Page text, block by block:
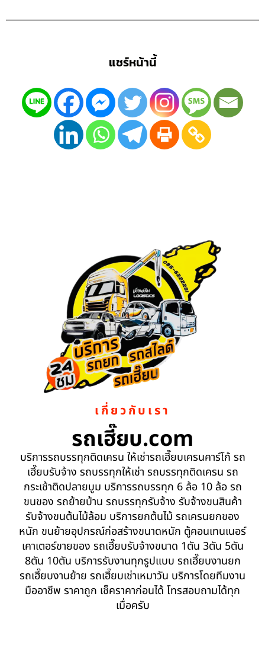
แชร์หน้านี้
เกี่ยวกับเรา
รถเฮี๊ยบ.com
บริการรถบรรทุกติดเครน ให้เช่ารถเฮี๊ยบเครนคาร์โก้ รถ
เฮี๊ยบรับจ้าง รถบรรทุกให้เช่า รถบรรทุกติดเครน รถ
กระเช้าติดปลายบูม บริการรถบรรทุก 6 ล้อ 10 ล้อ รถ
ขนของ รถย้ายบ้าน รถบรรทุกรับจ้าง รับจ้างขนสินค้า
รับจ้างขนต้นไม้ล้อม บริการยกต้นไม้ รถเครนยกของ
หนัก ขนย้ายอุปกรณ์ก่อสร้างขนาดหนัก ตู้คอนเทนเนอร์
เคาเตอร์ขายของ รถเฮี๊ยบรับจ้างขนาด 1ตัน 3ตัน 5ตัน
8ตัน 10ตัน บริการรับงานทุกรูปแบบ รถเฮี๊ยบงานยก
รถเฮี๊ยบงานย้าย รถเฮี๊ยบเช่าเหมาวัน บริการโดยทีมงาน
มืออาชีพ ราคาถูก เช็คราคาก่อนได้ โทรสอบถามได้ทุก
เมื่อครับ